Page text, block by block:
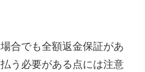
合でも全額返金保証があ
う必要がある点には注意